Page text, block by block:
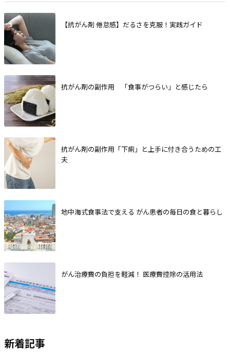
【抗がん剤 倦怠感】だるさを克服！実践ガイド
抗がん剤の副作用 「食事がつらい」と感じたら
抗がん剤の副作用「下痢」と上手に付き合うための工
夫
地中海式食事法で支える がん患者の毎日の食と暮らし
がん治療費の負担を軽減！ 医療費控除の活用法
新着記事